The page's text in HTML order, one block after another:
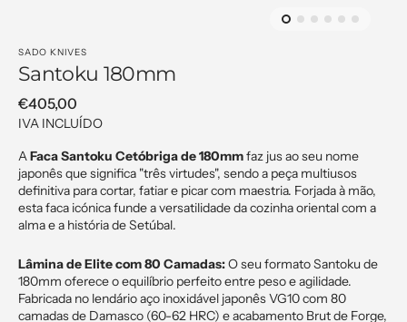
SADO KNIVES
Santoku 180mm
Regular
price
€405,00
IVA INCLUÍDO
AFaca Santoku Cetóbriga de 180mmfaz jus ao seu nome
japonês que significa "três virtudes", sendo a peça multiusos
definitiva para cortar, fatiar e picar com maestria. Forjada à mão,
esta faca icónica funde a versatilidade da cozinha oriental com a
alma e a história de Setúbal.
Lâmina de Elite com 80 Camadas:O seu formato Santoku de
180mm oferece o equilíbrio perfeito entre peso e agilidade.
Fabricada no lendário aço inoxidável japonês VG10 com 80
camadas de Damasco (60-62 HRC) e acabamento Brut de Forge,